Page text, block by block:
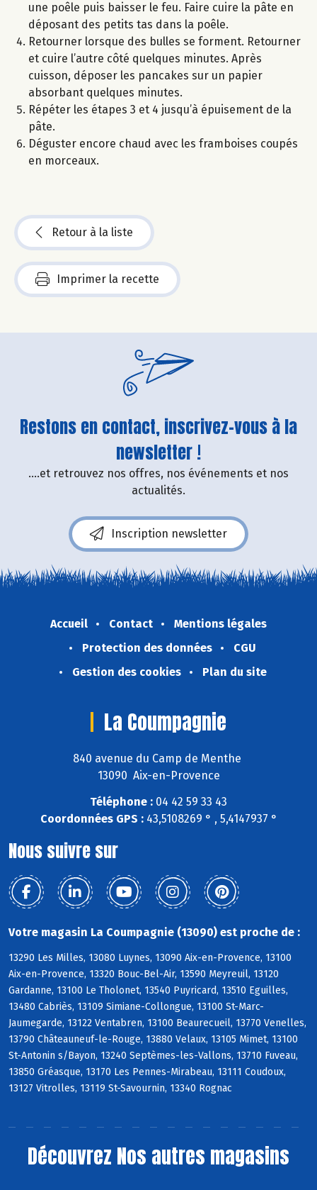
une poêle puis baisser le feu. Faire cuire la pâte en
déposant des petits tas dans la poêle.
Retourner lorsque des bulles se forment. Retourner
et cuire l’autre côté quelques minutes. Après
cuisson, déposer les pancakes sur un papier
absorbant quelques minutes.
Répéter les étapes 3 et 4 jusqu’à épuisement de la
pâte.
Déguster encore chaud avec les framboises coupés
en morceaux.
Retour à la liste
Imprimer la recette
Restons en contact, inscrivez-vous à la
newsletter !
....et retrouvez nos offres, nos événements et nos
actualités.
Inscription newsletter
Accueil Contact
Mentions légales
Protection des données
CGU
Gestion des cookies
Plan du site
La Coumpagnie
840 avenue du Camp de Menthe
13090 Aix-en-Provence
Téléphone : 04 42 59 33 43
Coordonnées GPS :43,5108269 ° , 5,4147937 °
Nous suivre sur
Votre magasin La Coumpagnie (13090) est proche de :
13290 Les Milles, 13080 Luynes, 13090 Aix-en-Provence, 13100
Aix-en-Provence, 13320 Bouc-Bel-Air, 13590 Meyreuil, 13120
Gardanne, 13100 Le Tholonet, 13540 Puyricard, 13510 Eguilles,
13480 Cabriès, 13109 Simiane-Collongue, 13100 St-Marc-
Jaumegarde, 13122 Ventabren, 13100 Beaurecueil, 13770 Venelles,
13790 Châteauneuf-le-Rouge, 13880 Velaux, 13105 Mimet, 13100
St-Antonin s/Bayon, 13240 Septèmes-les-Vallons, 13710 Fuveau,
13850 Gréasque, 13170 Les Pennes-Mirabeau, 13111 Coudoux,
13127 Vitrolles, 13119 St-Savournin, 13340 Rognac
Découvrez Nos autres magasins